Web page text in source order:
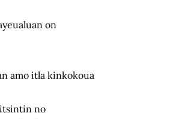
on
amo itla kinkokoua
no